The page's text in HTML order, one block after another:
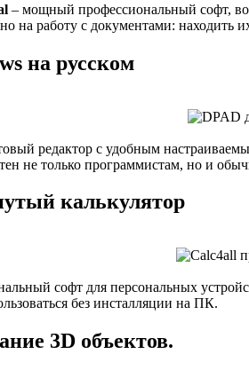
– мощный профессиональный софт,
на работу с документами: находить
на русском
редактор с удобным
не только программистам, но и
калькулятор
софт для персональных
без инсталляции на ПК.
3D объектов.